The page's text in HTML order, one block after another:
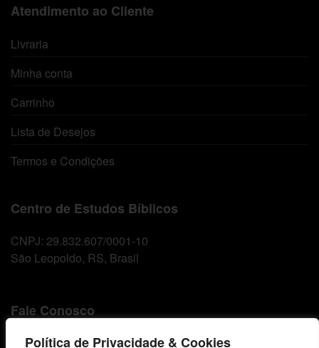
Política de Privacidade & Cookies
Atendimento ao Cliente
Livraria
Minha conta
Carrinho
Lista de Desejos
Termos e Condições
Centro de Estudos Bíblicos
CNPJ: 29.832.607/0001-10
São Leopoldo, RS, Brasil
Fale Conosco
E-mails